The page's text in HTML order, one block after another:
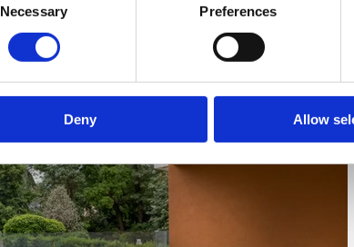
Necessary Preferences
Deny Allow